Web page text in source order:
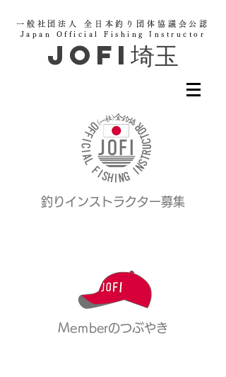
一般社団法人 全日本釣り団体協議会公認
Japan Official Fishing Instructor
JOFI埼玉
釣りインストラクター募集
Meｍberのつぶやき